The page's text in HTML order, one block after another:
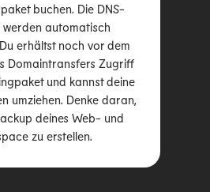
buchen. Die DNS-
werden automatisch
erhältst noch vor dem
Domaintransfers Zugriff
und kannst deine
umziehen. Denke daran,
deines Web- und
zu erstellen.